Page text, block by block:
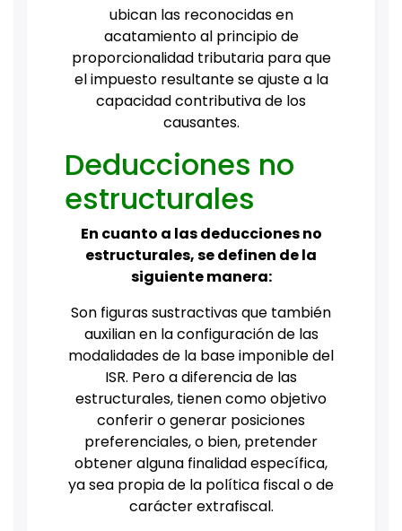
ubican las reconocidas en
acatamiento al principio de
proporcionalidad tributaria para que
el impuesto resultante se ajuste a la
capacidad contributiva de los
causantes.
Deducciones no
estructurales
En cuanto a las deducciones no
estructurales, se definen de la
siguiente manera:
Son figuras sustractivas que también
auxilian en la configuración de las
modalidades de la base imponible del
ISR. Pero a diferencia de las
estructurales, tienen como objetivo
conferir o generar posiciones
preferenciales, o bien, pretender
obtener alguna finalidad específica,
ya sea propia de la política fiscal o de
carácter extrafiscal.